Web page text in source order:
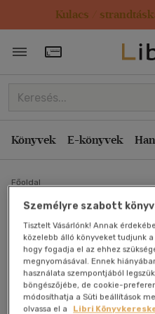
Kulacs /
Törzsvásárlói
Könyvek E-könyvek
Főoldal
Hungarian
A magyar
almanachja
Személyre szabott
Tisztelt Vásárlónk! Annak
közelebb álló könyveket tudjunk
hogy fogadja el az ehhez
megnyomásával. Ennek
használata szempontjából
böngészőjébe, de cookie-
módosíthatja a Süti beállítások
olvassa el a
Libri